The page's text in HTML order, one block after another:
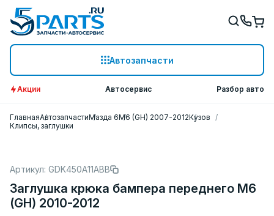
Автозапчасти
Акции Автосервис Разбор авто
ГлавнаяАвтозапчастиМазда 6M6 (GH) 2007-2012Кузов
Клипсы, заглушки
Артикул: GDK450A11ABB
Заглушка крюка бампера переднего M6
(GH) 2010-2012